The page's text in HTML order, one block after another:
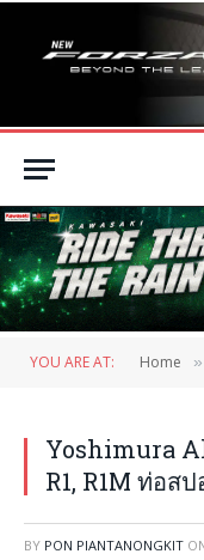
YOU ARE AT: Home »
Yoshimura
R1, R1M ท่อส
BY PON PIANTANONGKIT